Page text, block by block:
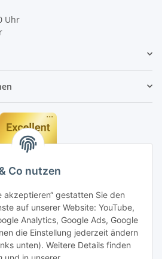
Co nutzen
akzeptieren“ gestatten Sie den
auf unserer Website: YouTube,
Analytics, Google Ads, Google
die Einstellung jederzeit ändern
unten). Weitere Details finden
Uhr